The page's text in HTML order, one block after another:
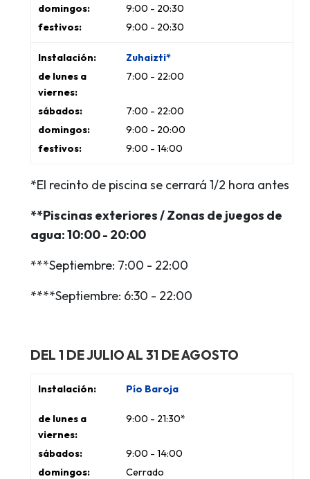
9:00 - 20:30
9:00 - 20:30
Zuhaizti*
7:00 - 22:00
7:00 - 22:00
9:00 - 20:00
9:00 - 14:00
*El recinto de piscina se cerrará 1/2 hora antes
**Piscinas exteriores / Zonas de juegos de
agua: 10:00 - 20:00
***Septiembre: 7:00 - 22:00
****Septiembre: 6:30 - 22:00
DEL 1 DE JULIO AL 31 DE AGOSTO
Pío Baroja
9:00 - 21:30*
9:00 - 14:00
Cerrado